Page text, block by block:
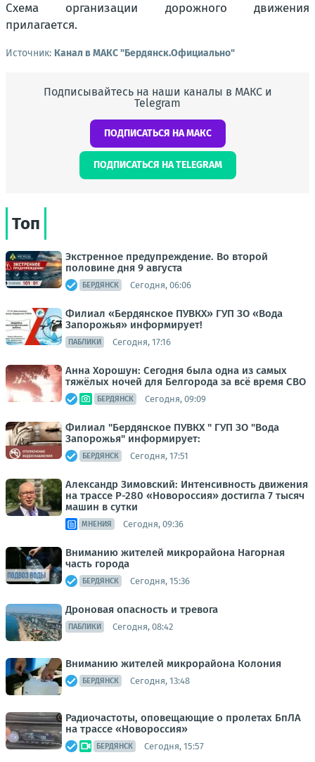
Схема организации дорожного движения
прилагается.
Источник: Канал в МАКС "Бердянск.Официально"
Подписывайтесь на наши каналы в МАКС и
Telegram
ПОДПИСАТЬСЯ НА МАКС
ПОДПИСАТЬСЯ НА TELEGRAM
Топ
Экстренное предупреждение. Во второй
половине дня 9 августа
БЕРДЯНСК Сегодня, 06:06
Филиал «Бердянское ПУВКХ» ГУП ЗО «Вода
Запорожья» информирует!
ПАБЛИКИ Сегодня, 17:16
Анна Хорошун: Сегодня была одна из самых
тяжёлых ночей для Белгорода за всё время СВО
БЕРДЯНСК Сегодня, 09:09
Филиал "Бердянское ПУВКХ " ГУП ЗО "Вода
Запорожья" информирует:
БЕРДЯНСК Сегодня, 17:51
Александр Зимовский: Интенсивность движения
на трассе Р-280 «Новороссия» достигла 7 тысяч
машин в сутки
МНЕНИЯ Сегодня, 09:36
Вниманию жителей микрорайона Нагорная
часть города
БЕРДЯНСК Сегодня, 15:36
Дроновая опасность и тревога
ПАБЛИКИ Сегодня, 08:42
Вниманию жителей микрорайона Колония
БЕРДЯНСК Сегодня, 13:48
Радиочастоты, оповещающие о пролетах БпЛА
на трассе «Новороссия»
БЕРДЯНСК Сегодня, 15:57